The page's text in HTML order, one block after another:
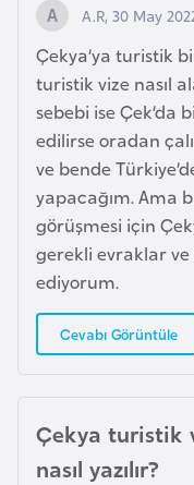
A.R, 30 May
Çekya’ya turistik
turistik vize nasıl
sebebi ise Çek’da
edilirse oradan
ve bende
yapacağım. Ama
görüşmesi için
gerekli evraklar
ediyorum.
Cevabı Görüntüle
Çekya turistik
nasıl yazılır?
s
a
u
G
i
n
e
G
r
n
a
d
a